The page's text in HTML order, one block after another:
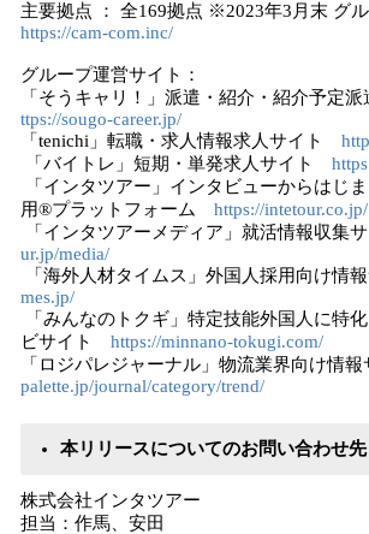
主要拠点 ： 全169拠点 ※2023年3月末 グ
https://cam-com.inc/
グループ運営サイト：
「そうキャリ！」派遣・紹介・紹介予定
ttps://sougo-career.jp/
「tenichi」転職・求人情報求人サイト
「バイトレ」短期・単発求人サイト
「インタツアー」インタビューからはじ
用®プラットフォーム https://intetour.co.jp/
「インタツアーメディア」就活情報収集
ur.jp/media/
「海外人材タイムス」外国人採用向け情
mes.jp/
「みんなのトクギ」特定技能外国人に特
ビサイト https://minnano-tokugi.com/
「ロジパレジャーナル」物流業界向け情
palette.jp/journal/category/trend/
本リリースについてのお問い合わせ先
株式会社インタツアー
担当：作馬、安田